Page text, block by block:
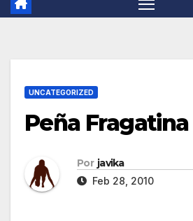
UNCATEGORIZED
Peña
Por javika
Feb 28, 2010